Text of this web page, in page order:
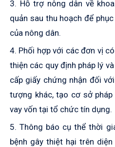
3. Hỗ trợ nông dân về
quản sau thu hoạch để
của nông dân.
4. Phối hợp với các đơn vị
thiện các quy định pháp lý
cấp giấy chứng nhận đối
tượng khác, tạo cơ sở
vay vốn tại tổ chức tín dụng.
5. Thông báo cụ thể thời
bệnh gây thiệt hại trên